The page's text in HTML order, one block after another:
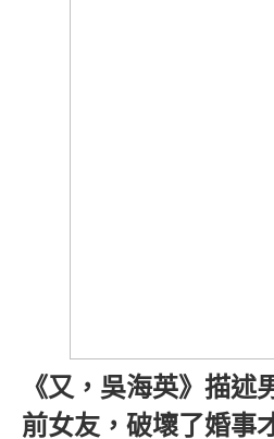
《又，吳海英》描述
前女友，破壞了婚事